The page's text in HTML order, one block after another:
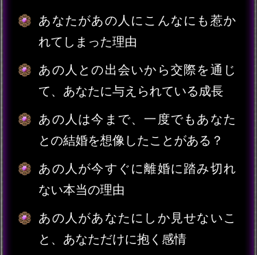
あなたがあの人にこんなにも惹か
れてしまった理由
あの人との出会いから交際を通じ
て、あなたに与えられている成長
あの人は今まで、一度でもあなた
との結婚を想像したことがある？
あの人が今すぐに離婚に踏み切れ
ない本当の理由
あの人があなたにしか見せないこ
と、あなただけに抱く感情